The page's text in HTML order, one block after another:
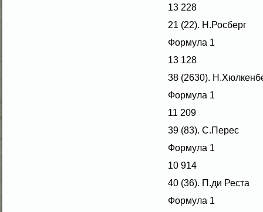
13 228
21 (22). Н.Росберг
Формула 1
13 128
38 (2630).
Формула 1
11 209
39 (83). С.Перес
Формула 1
10 914
40 (36). П.ди Реста
Формула 1